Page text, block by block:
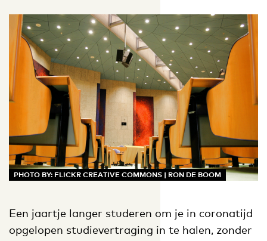
PHOTO BY: FLICKR CREATIVE COMMONS | RON DE BOOM
Een jaartje langer studeren om je in coronatijd
opgelopen studievertraging in te halen, zonder